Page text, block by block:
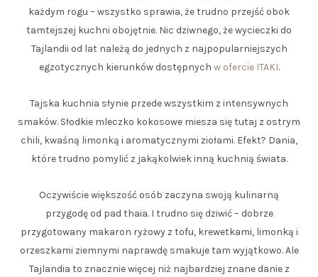
każdym rogu – wszystko sprawia, że trudno przejść obok
tamtejszej kuchni obojętnie. Nic dziwnego, że wycieczki do
Tajlandii od lat należą do jednych z najpopularniejszych
egzotycznych kierunków dostępnych w ofercie ITAKI.
Tajska kuchnia słynie przede wszystkim z intensywnych
smaków. Słodkie mleczko kokosowe miesza się tutaj z ostrym
chili, kwaśną limonką i aromatycznymi ziołami. Efekt? Dania,
które trudno pomylić z jakąkolwiek inną kuchnią świata.
Oczywiście większość osób zaczyna swoją kulinarną
przygodę od pad thaia. I trudno się dziwić – dobrze
przygotowany makaron ryżowy z tofu, krewetkami, limonką i
orzeszkami ziemnymi naprawdę smakuje tam wyjątkowo. Ale
Tajlandia to znacznie więcej niż najbardziej znane danie z